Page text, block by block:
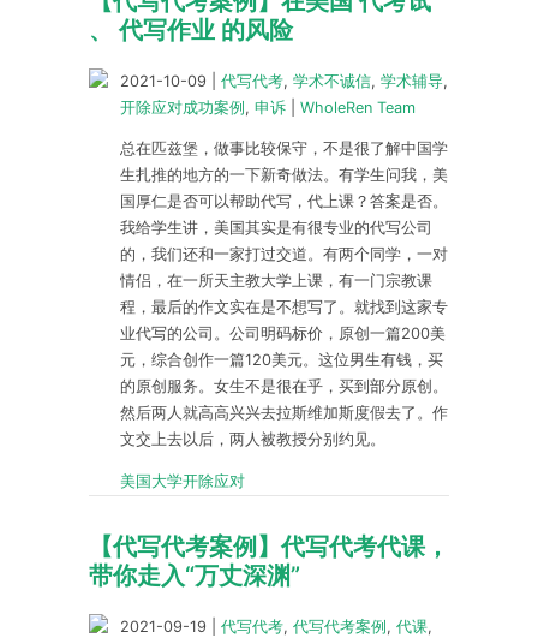
、 代写作业 的风险
2021-10-09 代写代考, 学术不诚信, 学术辅导,
开除应对成功案例, 申诉 WholeRen Team
总在匹兹堡，做事比较保守，不是很了解中国学
生扎推的地方的一下新奇做法。有学生问我，美
国厚仁是否可以帮助代写，代上课？答案是否。
我给学生讲，美国其实是有很专业的代写公司
的，我们还和一家打过交道。有两个同学，一对
情侣，在一所天主教大学上课，有一门宗教课
程，最后的作文实在是不想写了。就找到这家专
业代写的公司。公司明码标价，原创一篇200美
元，综合创作一篇120美元。这位男生有钱，买
的原创服务。女生不是很在乎，买到部分原创。
然后两人就高高兴兴去拉斯维加斯度假去了。作
文交上去以后，两人被教授分别约见。
美国大学开除应对
【代写代考案例】代写代考代课，
带你走入“万丈深渊”
2021-09-19 代写代考, 代写代考案例 , 代课,